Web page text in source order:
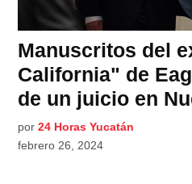
Manuscritos del
California" de
de un juicio en
por 24 Horas Yucatán
febrero 26, 2024